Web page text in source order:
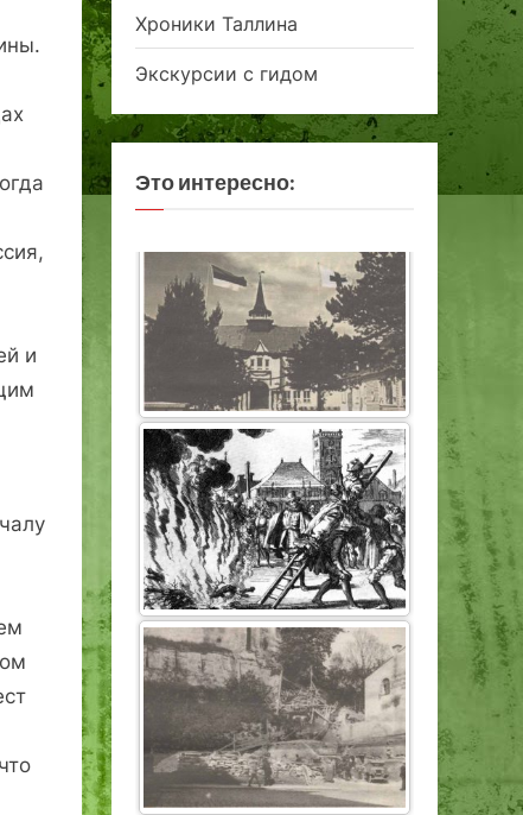
и
Хроники Таллина
Экскурсии с гидом
Это интересно: